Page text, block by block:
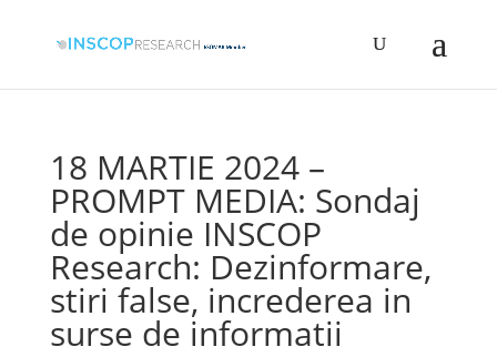
18 MARTIE 2024 –
PROMPT MEDIA: Sondaj
de opinie INSCOP
Research: Dezinformare,
stiri false, increderea in
surse de informatii